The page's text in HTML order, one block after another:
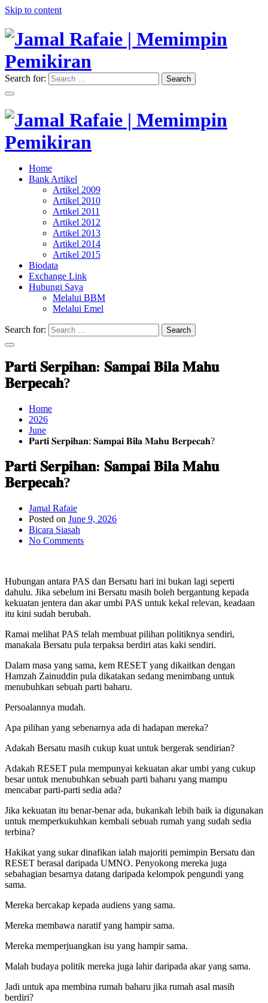
Skip to content
Jamal Rafaie | Memimpin
Pemikiran
"Memimpin Pemikiran"
Search for: Search
Jamal Rafaie | Memimpin
Pemikiran
"Memimpin Pemikiran"
Home
Bank Artikel
Artikel 2009
Artikel 2010
Artikel 2011
Artikel 2012
Artikel 2013
Artikel 2014
Artikel 2015
Biodata
Exchange Link
Hubungi Saya
Melalui BBM
Melalui Emel
Search for: Search
𝐏𝐚𝐫𝐭𝐢 𝐒𝐞𝐫𝐩𝐢𝐡𝐚𝐧: 𝐒𝐚𝐦𝐩𝐚𝐢 𝐁𝐢𝐥𝐚 𝐌𝐚𝐡𝐮
𝐁𝐞𝐫𝐩𝐞𝐜𝐚𝐡?
Home
2026
June
𝐏𝐚𝐫𝐭𝐢 𝐒𝐞𝐫𝐩𝐢𝐡𝐚𝐧: 𝐒𝐚𝐦𝐩𝐚𝐢 𝐁𝐢𝐥𝐚 𝐌𝐚𝐡𝐮 𝐁𝐞𝐫𝐩𝐞𝐜𝐚𝐡?
𝐏𝐚𝐫𝐭𝐢 𝐒𝐞𝐫𝐩𝐢𝐡𝐚𝐧: 𝐒𝐚𝐦𝐩𝐚𝐢 𝐁𝐢𝐥𝐚 𝐌𝐚𝐡𝐮
𝐁𝐞𝐫𝐩𝐞𝐜𝐚𝐡?
Jamal Rafaie
Posted on June 9, 2026
Bicara Siasah
No Comments
Hubungan antara PAS dan Bersatu hari ini bukan lagi seperti
dahulu. Jika sebelum ini Bersatu masih boleh bergantung kepada
kekuatan jentera dan akar umbi PAS untuk kekal relevan, keadaan
itu kini sudah berubah.
Ramai melihat PAS telah membuat pilihan politiknya sendiri,
manakala Bersatu pula terpaksa berdiri atas kaki sendiri.
Dalam masa yang sama, kem RESET yang dikaitkan dengan
Hamzah Zainuddin pula dikatakan sedang menimbang untuk
menubuhkan sebuah parti baharu.
Persoalannya mudah.
Apa pilihan yang sebenarnya ada di hadapan mereka?
Adakah Bersatu masih cukup kuat untuk bergerak sendirian?
Adakah RESET pula mempunyai kekuatan akar umbi yang cukup
besar untuk menubuhkan sebuah parti baharu yang mampu
mencabar parti-parti sedia ada?
Jika kekuatan itu benar-benar ada, bukankah lebih baik ia digunakan
untuk memperkukuhkan kembali sebuah rumah yang sudah sedia
terbina?
Hakikat yang sukar dinafikan ialah majoriti pemimpin Bersatu dan
RESET berasal daripada UMNO. Penyokong mereka juga
sebahagian besarnya datang daripada kelompok pengundi yang
sama.
Mereka bercakap kepada audiens yang sama.
Mereka membawa naratif yang hampir sama.
Mereka memperjuangkan isu yang hampir sama.
Malah budaya politik mereka juga lahir daripada akar yang sama.
Jadi untuk apa membina rumah baharu jika rumah asal masih
berdiri?